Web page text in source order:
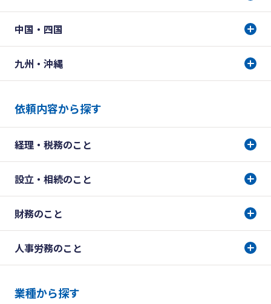
中国・四国
九州・沖縄
依頼内容から探す
経理・税務のこと
設立・相続のこと
財務のこと
人事労務のこと
業種から探す